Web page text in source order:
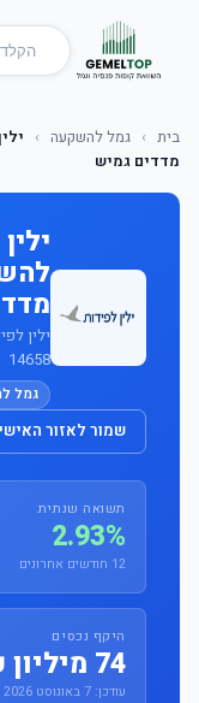
בית › גמל להשקעה ›
מדדים גמיש
ילין
14658
גמל
שמור לאזור
תשואה שנתית
2.93%
12 חודשים אחרונים
היקף נכסים
74 מיליון ₪
עודכן: 7 באוגוסט 2026